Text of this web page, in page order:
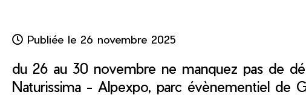
Publiée le 26 novembre 2025
du 26 au 30 novembre ne manquez pas de
Naturissima - Alpexpo, parc évènementiel de